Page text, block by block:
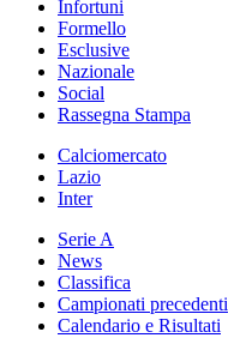
Infortuni
Formello
Esclusive
Nazionale
Social
Rassegna Stampa
Calciomercato
Lazio
Inter
Serie A
News
Classifica
Campionati precedenti
Calendario e Risultati